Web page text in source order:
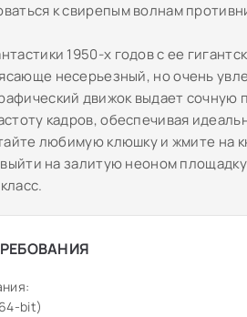
к свирепым волнам
1950-х годов с ее
несерьезный, но очень
движок выдает сочную
кадров, обеспечивая
любимую клюшку и жмите на
на залитую неоном
bit)